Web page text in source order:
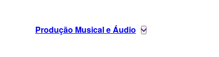
Produção Musical e Áudio